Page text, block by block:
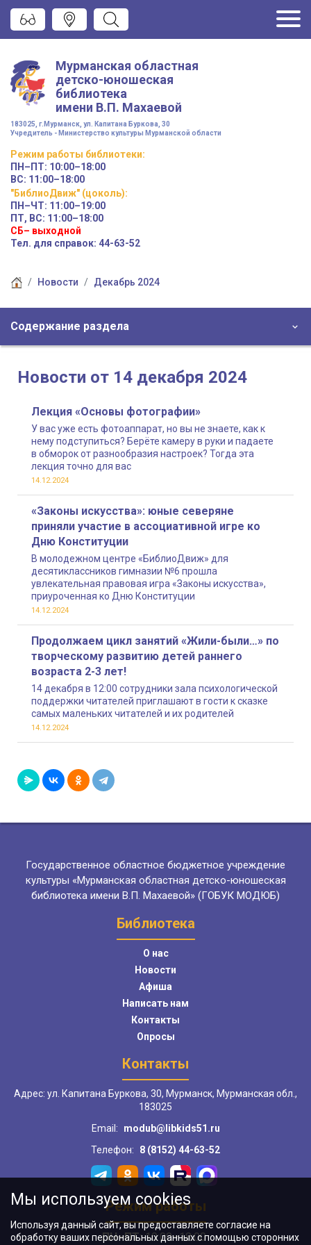
Мурманская областная
детско-юношеская
библиотека
имени В.П. Махаевой
183025, г.Мурманск, ул. Капитана Буркова, 30
Учредитель - Министерство культуры Мурманской области
Режим работы библиотеки:
ПН–ПТ: 10:00–18:00
ВС: 11:00–18:00
"БиблиоДвиж" (цоколь):
ПН–ЧТ: 11:00–19:00
ПТ, ВС: 11:00–18:00
СБ– выходной
Тел. для справок: 44-63-52
Новости Декабрь 2024
Содержание раздела
Новости от 14 декабря 2024
Лекция «Основы фотографии»
У вас уже есть фотоаппарат, но вы не знаете, как к
нему подступиться? Берёте камеру в руки и падаете
в обморок от разнообразия настроек? Тогда эта
лекция точно для вас
14.12.2024
«Законы искусства»: юные северяне
приняли участие в ассоциативной игре ко
Дню Конституции
В молодежном центре «БиблиоДвиж» для
десятиклассников гимназии №6 прошла
увлекательная правовая игра «Законы искусства»,
приуроченная ко Дню Конституции
14.12.2024
Продолжаем цикл занятий «Жили-были…» по
творческому развитию детей раннего
возраста 2-3 лет!
14 декабря в 12:00 сотрудники зала психологической
поддержки читателей приглашают в гости к сказке
самых маленьких читателей и их родителей
14.12.2024
Государственное областное бюджетное учреждение
культуры «Мурманская областная детско-юношеская
библиотека имени В.П. Махаевой» (ГОБУК МОДЮБ)
Библиотека
О нас
Новости
Афиша
Написать нам
Контакты
Опросы
Контакты
Адрес: ул. Капитана Буркова, 30, Мурманск, Мурманская обл.,
183025
Email:
modub@libkids51.ru
Телефон:
8 (8152) 44-63-52
Режим работы
ПН–ПТ:10:00–18:00
Мы используем cookies
Используя данный сайт, вы предоставляете согласие на
обработку ваших персональных данных с помощью сторонних